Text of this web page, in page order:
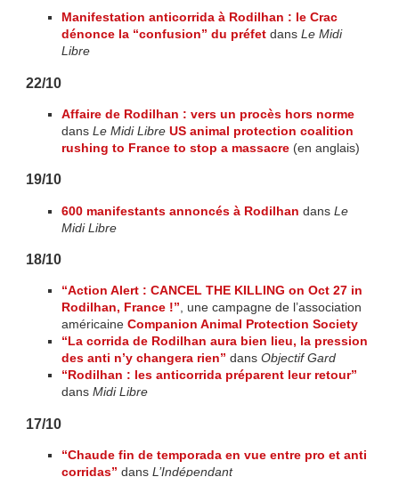
Manifestation anticorrida à Rodilhan : le Crac
dénonce la “confusion” du préfetdans Le Midi
Libre
22/10
Affaire de Rodilhan : vers un procès hors norme
dans Le Midi Libre US animal protection coalition
rushing to France to stop a massacre(en anglais)
19/10
600 manifestants annoncés à Rodilhan dans Le
Midi Libre
18/10
“Action Alert : CANCEL THE KILLING on Oct 27 in
Rodilhan, France !”, une campagne de l’association
américaine Companion Animal Protection Society
“La corrida de Rodilhan aura bien lieu, la pression
des anti n’y changera rien” dans Objectif Gard
“Rodilhan : les anticorrida préparent leur retour”
dans Midi Libre
17/10
“Chaude fin de temporada en vue entre pro et anti
corridas” dans L’Indépendant